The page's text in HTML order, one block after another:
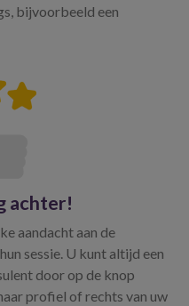
bijvoorbeeld een
achter!
aandacht aan de
sessie. U kunt altijd een
door op de knop
profiel of rechts van uw